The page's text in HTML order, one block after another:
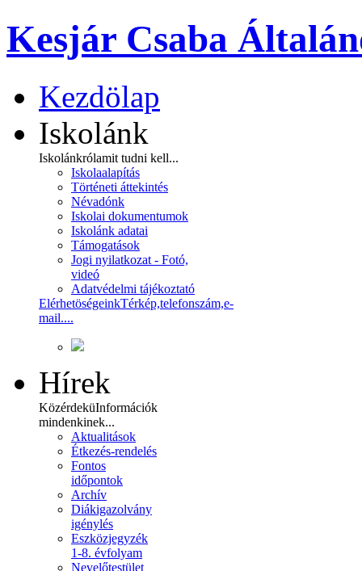
Kesjár Csaba
Kezdölap
Iskolánk
Iskolánkrólamit tudni kell...
Iskolaalapítás
Történeti áttekintés
Névadónk
Iskolai dokumentumok
Iskolánk adatai
Támogatások
Jogi nyilatkozat - Fotó,
videó
Adatvédelmi tájékoztató
ElérhetöségeinkTérkép,telefonszám,e-
mail....
Hírek
KözérdeküInformációk
mindenkinek...
Aktualitások
Étkezés-rendelés
Fontos
időpontok
Archív
Diákigazolvány
igénylés
Eszközjegyzék
1-8. évfolyam
Nevelőtestület